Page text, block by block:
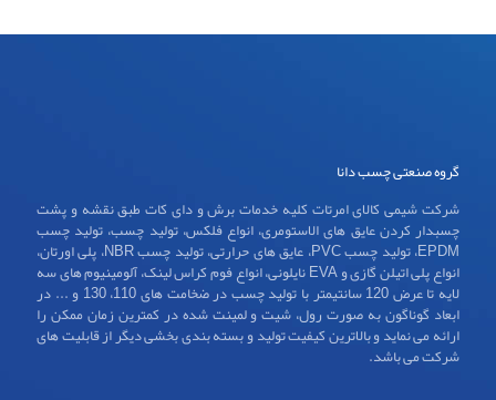
گروه صنعتی چسب دانا
شرکت شیمی کالای امرتات کلیه خدمات برش و دای کات طبق نقشه و پشت
چسبدار کردن عایق های الاستومری، انواع فلکس، تولید چسب، تولید چسب
EPDM، تولید چسب PVC، عایق های حرارتی، تولید چسب NBR، پلی اورتان،
انواع پلی اتیلن گازی و EVA نایلونی، انواع فوم کراس لینک، آلومینیوم های سه
لایه تا عرض 120 سانتیمتر با تولید چسب در ضخامت های 110، 130 و ... در
ابعاد گوناگون به صورت رول، شیت و لمینت شده در کمترین زمان ممکن را
ارائه می نماید و بالاترین کیفیت تولید و بسته بندی بخشی دیگر از قابلیت های
شرکت می باشد.